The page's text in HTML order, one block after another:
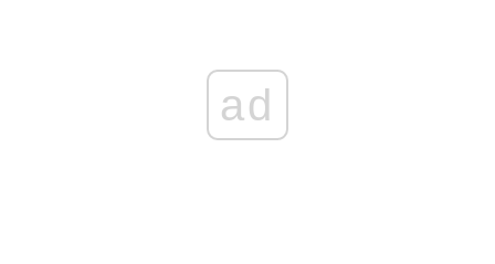
ad